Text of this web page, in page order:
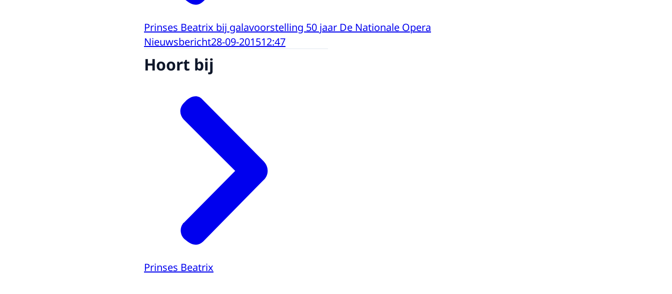
Prinses Beatrix bij galavoorstelling 50 jaar De Nationale Opera
Nieuwsbericht28-09-201512:47
Hoort bij
Prinses Beatrix